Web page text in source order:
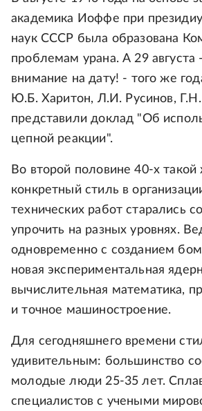
академика Иоффе при
наук СССР была образована
проблемам урана. А 29 августа
внимание на дату! - того же
Ю.Б. Харитон, Л.И. Русинов,
представили доклад "Об
цепной реакции".
Во второй половине 40-х
конкретный стиль в
технических работ старались
упрочить на разных уровнях.
одновременно с созданием
новая экспериментальная
вычислительная математика,
и точное машиностроение.
Для сегодняшнего времени
удивительным: большинство
молодые люди 25-35 лет.
специалистов с учеными